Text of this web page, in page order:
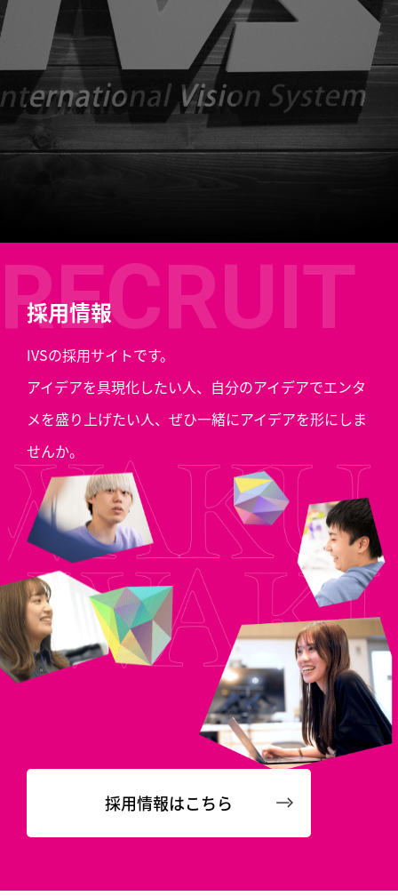
採用情報
IVSの採用サイトです。
アイデアを具現化したい人、自分のアイデアでエンタ
メを盛り上げたい人、 ぜひ一緒にアイデアを形にしま
せんか。
採用情報はこちら